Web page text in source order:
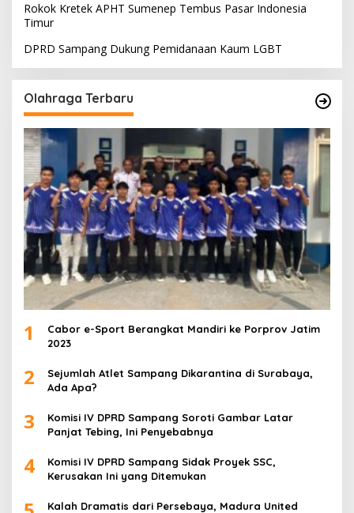
Rokok Kretek APHT Sumenep Tembus Pasar Indonesia
Timur
DPRD Sampang Dukung Pemidanaan Kaum LGBT
Olahraga Terbaru
1
Cabor e-Sport Berangkat Mandiri ke Porprov Jatim
2023
2
Sejumlah Atlet Sampang Dikarantina di Surabaya,
Ada Apa?
3
Komisi IV DPRD Sampang Soroti Gambar Latar
Panjat Tebing, Ini Penyebabnya
4
Komisi IV DPRD Sampang Sidak Proyek SSC,
Kerusakan Ini yang Ditemukan
Kalah Dramatis dari Persebaya, Madura United